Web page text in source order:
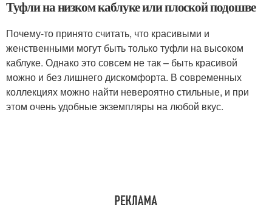
Туфли на низком каблуке или плоской подошве
Почему-то принято считать, что красивыми и
женственными могут быть только туфли на высоком
каблуке. Однако это совсем не так – быть красивой
можно и без лишнего дискомфорта. В современных
коллекциях можно найти невероятно стильные, и при
этом очень удобные экземпляры на любой вкус.